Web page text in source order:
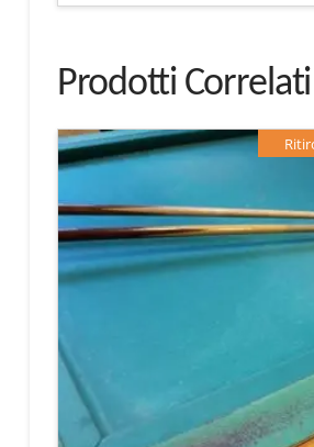
Prodotti Correlati